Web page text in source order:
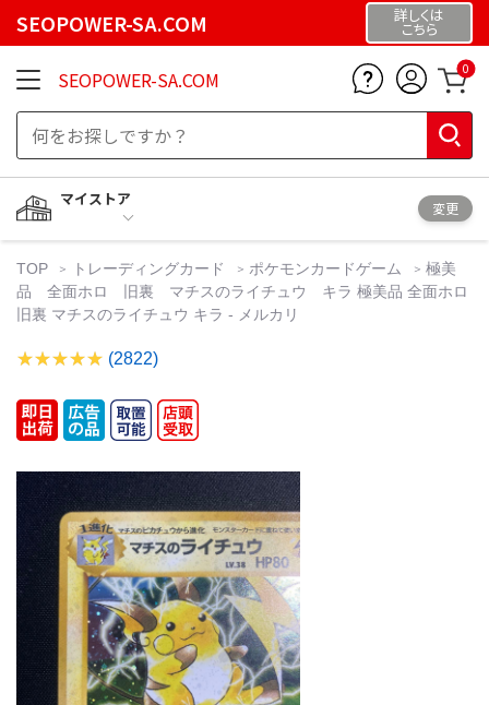
SEOPOWER-SA.COM 詳しくは
こちら
SEOPOWER-SA.COM 0
マイストア
変更
TOP トレーディングカード ポケモンカードゲーム
極美
品 全面ホロ 旧裏 マチスのライチュウ キラ 極美品 全面ホロ
旧裏 マチスのライチュウ キラ - メルカリ
(2822)